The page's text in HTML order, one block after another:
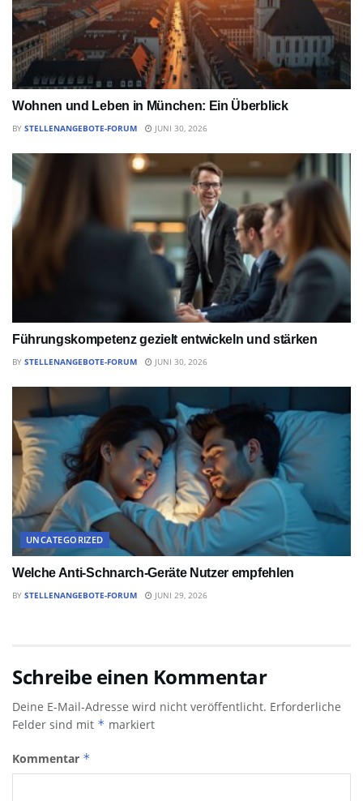
Wohnen und Leben in München: Ein Überblick
BY STELLENANGEBOTE-FORUM JUNI 30, 2026
Führungskompetenz gezielt entwickeln und stärken
BY STELLENANGEBOTE-FORUM JUNI 30, 2026
UNCATEGORIZED
Welche Anti-Schnarch-Geräte Nutzer empfehlen
BY STELLENANGEBOTE-FORUM JUNI 29, 2026
Schreibe einen Kommentar
Deine E-Mail-Adresse wird nicht veröffentlicht. Erforderliche
Felder sind mit * markiert
Kommentar *